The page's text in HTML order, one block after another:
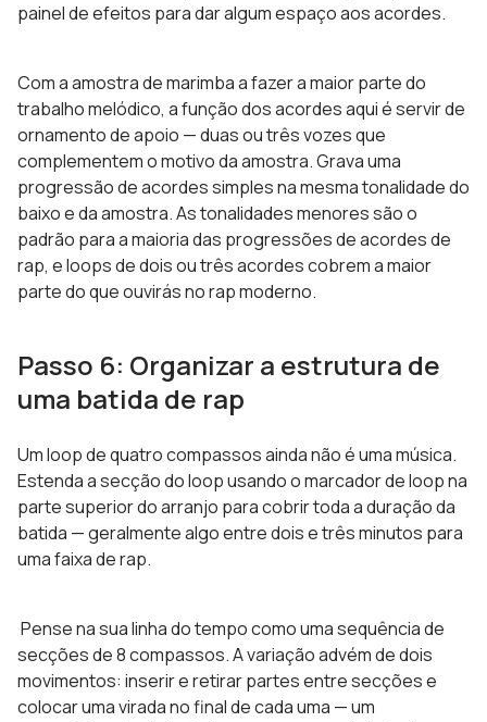
painel de efeitos para dar algum espaço aos acordes.
Com a amostra de marimba a fazer a maior parte do
trabalho melódico, a função dos acordes aqui é servir de
ornamento de apoio — duas ou três vozes que
complementem o motivo da amostra. Grava uma
progressão de acordes simples na mesma tonalidade do
baixo e da amostra. As tonalidades menores são o
padrão para a maioria das progressões de acordes de
rap, e loops de dois ou três acordes cobrem a maior
parte do que ouvirás no rap moderno.
Passo 6: Organizar a estrutura de
uma batida de rap
Um loop de quatro compassos ainda não é uma música.
Estenda a secção do loop usando o marcador de loop na
parte superior do arranjo para cobrir toda a duração da
batida — geralmente algo entre dois e três minutos para
uma faixa de rap.
Pense na sua linha do tempo como uma sequência de
secções de 8 compassos. A variação advém de dois
movimentos: inserir e retirar partes entre secções e
colocar uma virada no final de cada uma — um